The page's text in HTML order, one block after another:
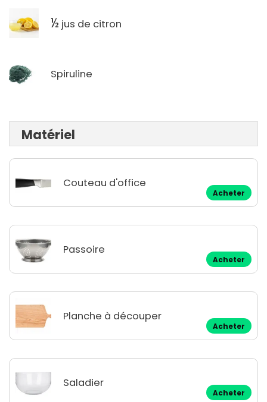
½ jus de citron
Spiruline
Matériel
Couteau d'office
Acheter
Passoire
Acheter
Planche à découper
Acheter
Saladier
Acheter